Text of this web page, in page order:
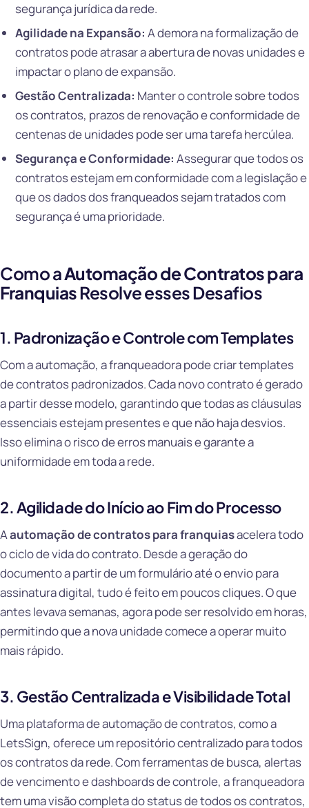
segurança jurídica da rede.
Agilidade na Expansão: A demora na formalização de
contratos pode atrasar a abertura de novas unidades e
impactar o plano de expansão.
Gestão Centralizada: Manter o controle sobre todos
os contratos, prazos de renovação e conformidade de
centenas de unidades pode ser uma tarefa hercúlea.
Segurança e Conformidade: Assegurar que todos os
contratos estejam em conformidade com a legislação e
que os dados dos franqueados sejam tratados com
segurança é uma prioridade.
Como aAutomação de Contratos para
FranquiasResolve esses Desafios
1. Padronização e Controle com Templates
Com a automação, a franqueadora pode criar templates
de contratos padronizados. Cada novo contrato é gerado
a partir desse modelo, garantindo que todas as cláusulas
essenciais estejam presentes e que não haja desvios.
Isso elimina o risco de erros manuais e garante a
uniformidade em toda a rede.
2. Agilidade do Início ao Fim do Processo
Aautomação de contratos para franquiasacelera todo
o ciclo de vida do contrato. Desde a geração do
documento a partir de um formulário até o envio para
assinatura digital, tudo é feito em poucos cliques. O que
antes levava semanas, agora pode ser resolvido em horas,
permitindo que a nova unidade comece a operar muito
mais rápido.
3. Gestão Centralizada e Visibilidade Total
Uma plataforma de automação de contratos, como a
LetsSign, oferece um repositório centralizado para todos
os contratos da rede. Com ferramentas de busca, alertas
de vencimento e dashboards de controle, a franqueadora
tem uma visão completa do status de todos os contratos,